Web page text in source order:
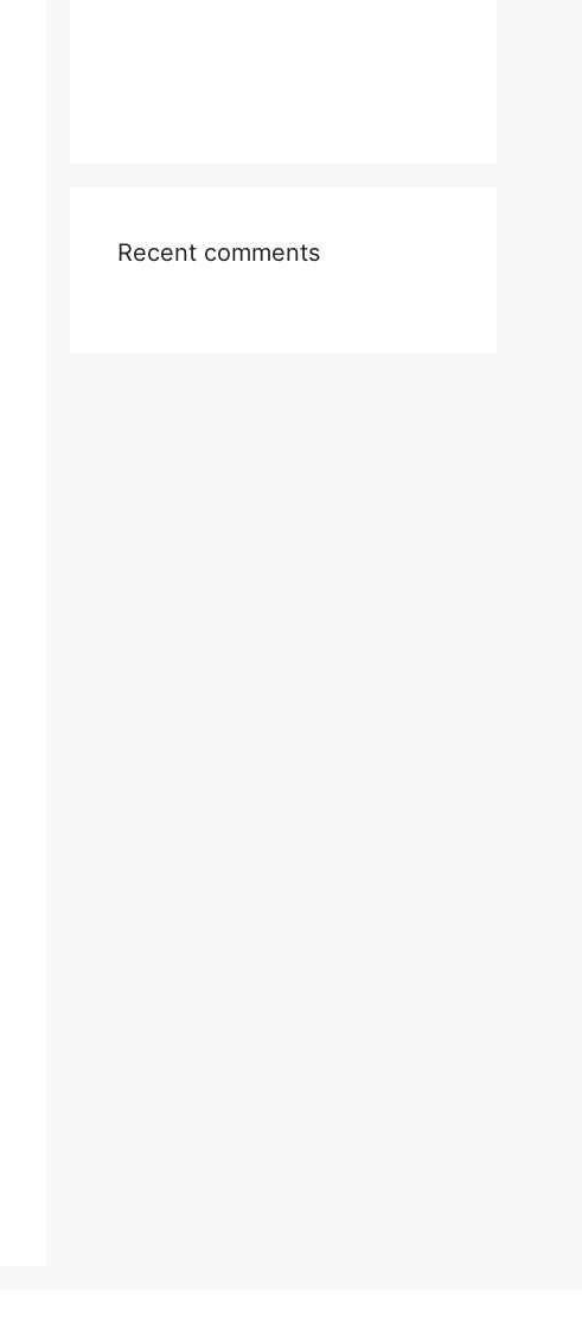
Recent comments